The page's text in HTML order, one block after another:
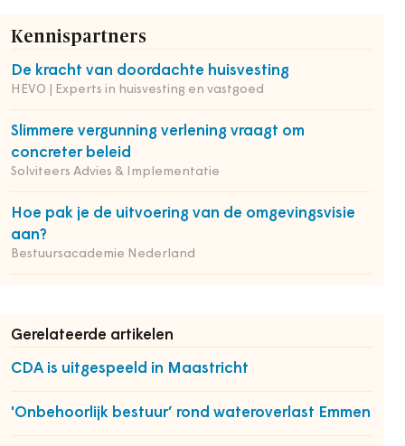
Kennispartners
De kracht van doordachte huisvesting
HEVO | Experts in huisvesting en vastgoed
Slimmere vergunning verlening vraagt om
concreter beleid
Solviteers Advies & Implementatie
Hoe pak je de uitvoering van de omgevingsvisie
aan?
Bestuursacademie Nederland
Gerelateerde artikelen
CDA is uitgespeeld in Maastricht
'Onbehoorlijk bestuur’ rond wateroverlast Emmen